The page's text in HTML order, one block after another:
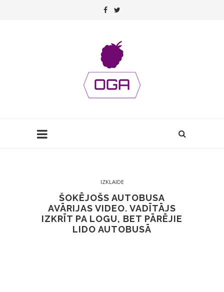
IZKLAIDE
ŠOKĒJOŠS AUTOBUSA
AVĀRIJAS VIDEO. VADĪTĀJS
IZKRĪT PA LOGU, BET PĀRĒJIE
LIDO AUTOBUSĀ